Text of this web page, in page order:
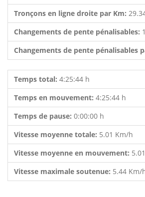
Tronçons en ligne droite par Km:
Changements de pente pénalisables:
Changements de pente pénalisables
Temps total: 4:25:44 h
Temps en mouvement: 4:25:44 h
Temps de pause: 0:00:00 h
Vitesse moyenne totale: 5.01 Km/h
Vitesse moyenne en mouvement:
Vitesse maximale soutenue: 5.44 Km/